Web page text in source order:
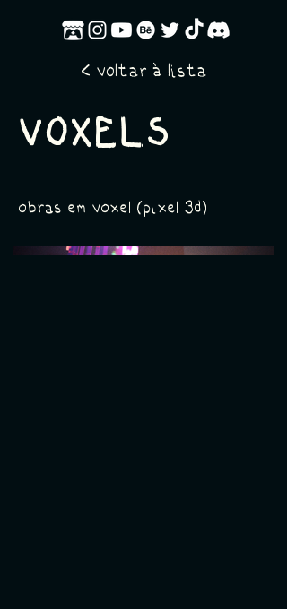
< voltar à lista
VOXELS
obras em voxel (pixel 3d)